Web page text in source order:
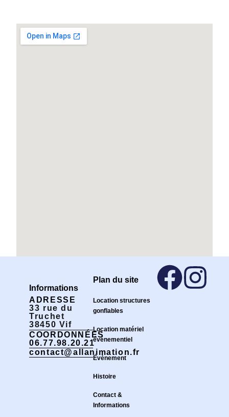
Informations
ADRESSE
33 rue du
Truchet
38450 Vif
COORDONNÉES
06.77.98.20.21
contact@allanimation.fr
Plan du site
Location structures
gonflables
Location matériel
événementiel
Évènement
Histoire
Contact &
Informations